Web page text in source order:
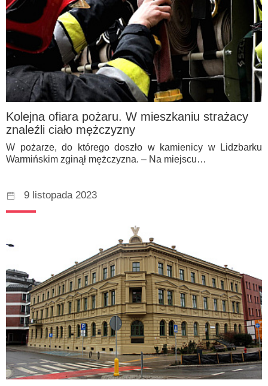
Kolejna ofiara pożaru. W mieszkaniu strażacy
znaleźli ciało mężczyzny
W pożarze, do którego doszło w kamienicy w Lidzbarku
Warmińskim zginął mężczyzna. – Na miejscu…
9 listopada 2023